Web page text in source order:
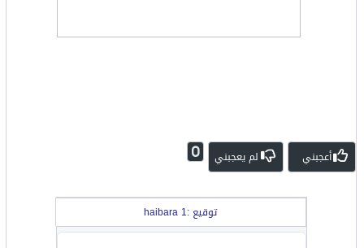
أعجبني لم يعجبني 0
توقيع :haibara 1